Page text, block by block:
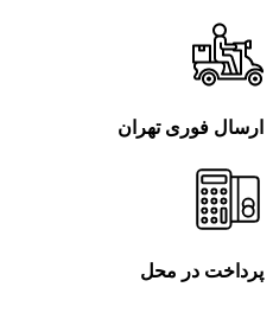
ارسال فوری تهران
پرداخت در محل